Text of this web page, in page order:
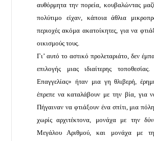
αυθόρμητα την πορεία, κουβαλώντας
πολύτιμο είχαν, κάποια άθλια
περιοχές ακόμα ακατοίκητες, για να
οικισμούς τους.
Γι’ αυτό το αστικό προλεταριάτο, δεν
επιλογής μιας ιδιαίτερης
Επαγγελίας» ήταν μια γη θλιβερή,
έπρεπε να καταλάβουν με την βία, για
Πήγαιναν να φτιάξουν ένα σπίτι, μια
χωρίς αρχιτέκτονα, μονάχα με την
Μεγάλου Αριθμού, και μονάχα με